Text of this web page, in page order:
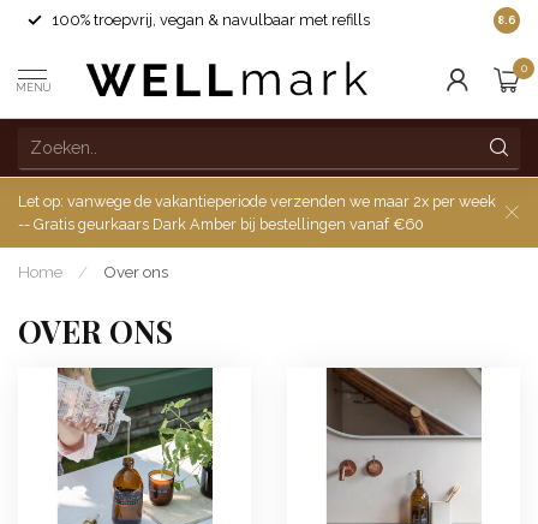
100% troepvrij, vegan & navulbaar met refills 8.6
MENU
0
Let op: vanwege de vakantieperiode verzenden we maar 2x per week
-- Gratis geurkaars Dark Amber bij bestellingen vanaf €60
Home / Over ons
OVER ONS